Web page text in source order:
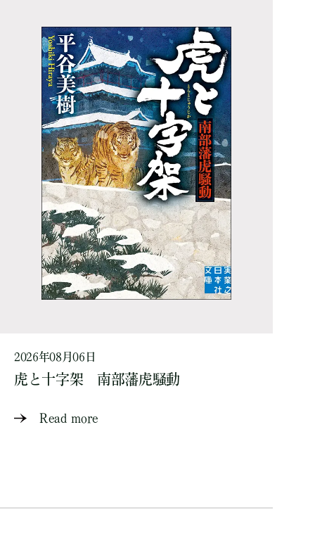
2026年08月06日
虎と十字架 南部藩虎騒動
Read more